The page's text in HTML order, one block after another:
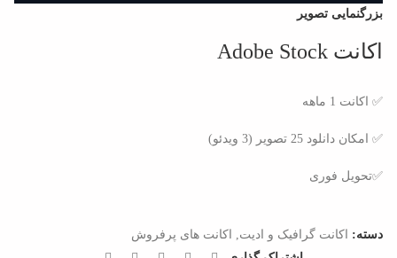
بزرگنمایی تصویر
اکانت Adobe Stock
✅ اکانت 1 ماهه
✅ امکان دانلود 25 تصویر (3 ویدئو)
✅تحویل فوری
دسته: اکانت گرافیک و ادیت, اکانت های پرفروش